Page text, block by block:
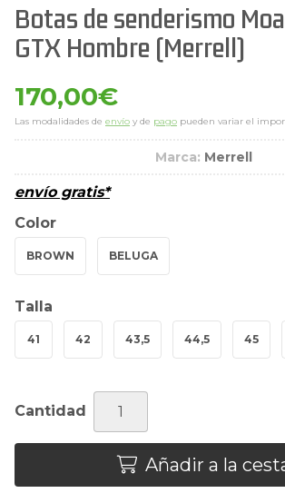
Botas de senderismo
GTX Hombre (Merrell)
170,00€
Las modalidades de envío y de pago pueden variar el
Marca: Merrell
envío gratis*
Color
BROWN BELUGA
Talla
41 42 43,5 44,5 45
Cantidad
Añadir a la